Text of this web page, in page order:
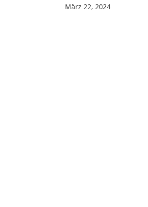
März 22, 2024